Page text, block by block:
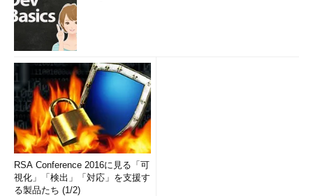
RSA Conference 2016に見る「可
視化」「検出」「対応」を支援す
る製品たち (1/2)